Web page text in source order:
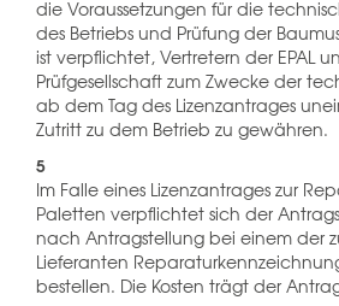
die Voraussetzungen für die
des Betriebs und Prüfung der
ist verpflichtet, Vertretern der EPAL
Prüfgesellschaft zum Zwecke der
ab dem Tag des Lizenzantrages
Zutritt zu dem Betrieb zu gewähren.
5
Im Falle eines Lizenzantrages zur
Paletten verpflichtet sich der
nach Antragstellung bei einem der
Lieferanten
bestellen. Die Kosten trägt der